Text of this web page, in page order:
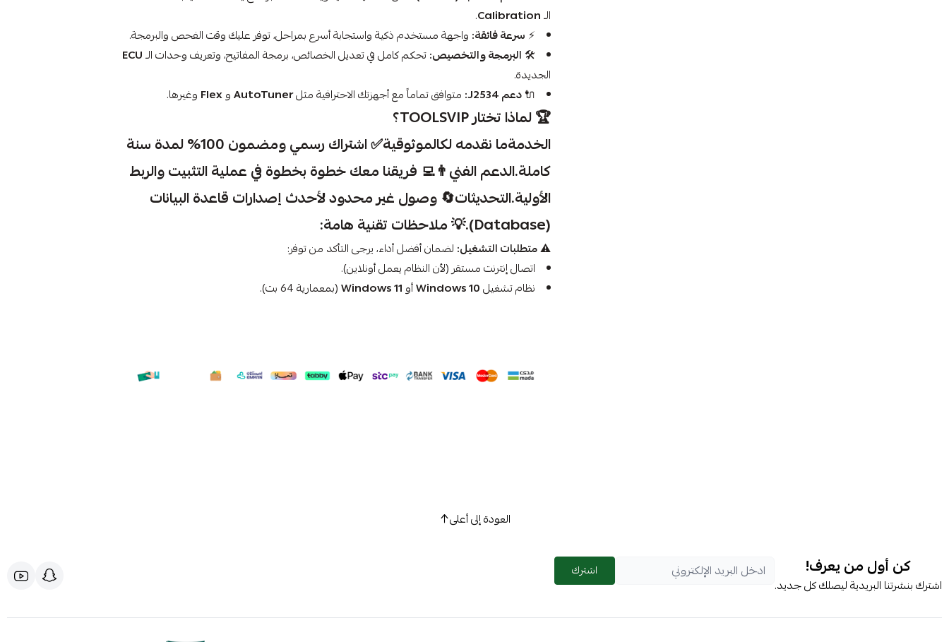
الـCalibration
.
⚡ سرعة فائقة: واجهة مستخدم ذكية واستجابة أسرع بمراحل، توفر عليك وقت الفحص والبرمجة.
🛠️ البرمجة والتخصيص:تحكم كامل في تعديل الخصائص، برمجة المفاتيح، وتعريف وحدات الـECU
الجديدة.
🔌دعم J2534: متوافق تماماً مع أجهزتك الاحترافية مثلAutoTunerوFlex وغيرها.
🏆لماذا تختار TOOLSVIP؟
الخدمةما نقدمه لكالموثوقية
✅ اشتراك رسمي ومضمون 100% لمدة سنة
كاملة.الدعم الفني👨‍💻 فريقنا معك خطوة بخطوة في عملية التثبيت والربط
الأولية.التحديثات🔄 وصول غير محدود لأحدث إصدارات قاعدة البيانات
(Database).💡
ملاحظات تقنية هامة:
⚠️متطلبات التشغيل: لضمان أفضل أداء، يرجى التأكد من توفر:
اتصال إنترنت مستقر (لأن النظام يعمل أونلاين).
نظام تشغيلWindows 10أوWindows 11(بمعمارية 64 بت).
العودة إلى أعلى
كن أول من يعرف!
اشترك بنشرتنا البريدية ليصلك كل جديد.
اشترك